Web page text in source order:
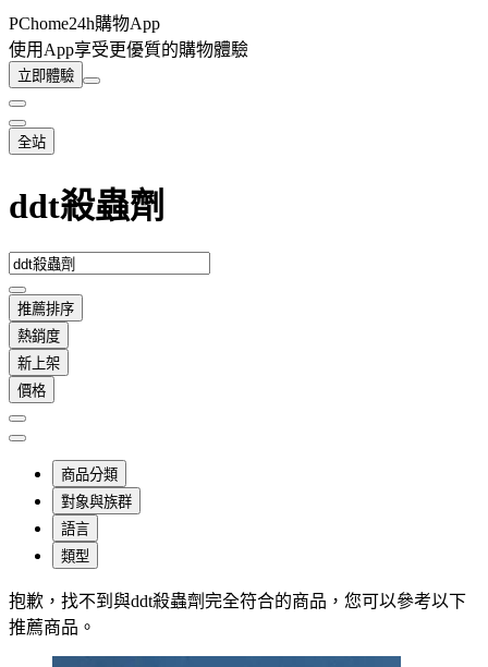
PChome24h購物App
使用App享受更優質的購物體驗
立即體驗
全站
ddt殺蟲劑
推薦排序
熱銷度
新上架
價格
商品分類
對象與族群
語言
類型
抱歉， 找不到與ddt殺蟲劑完全符合的商品，您可以參考以下
推薦商品 。